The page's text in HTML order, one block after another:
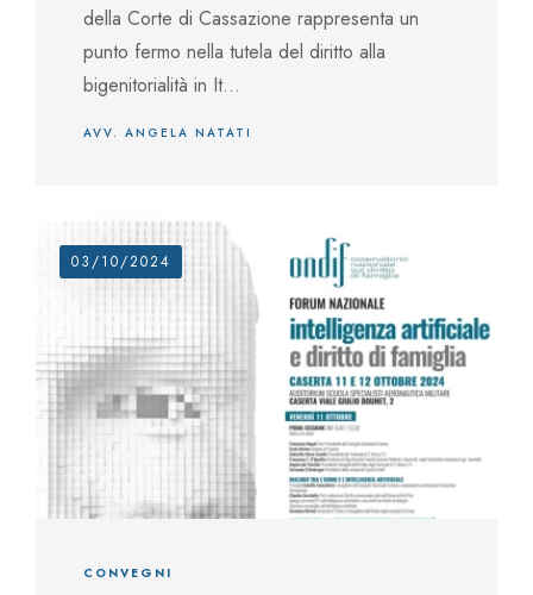
della Corte di Cassazione rappresenta un
punto fermo nella tutela del diritto alla
bigenitorialità in It...
AVV. ANGELA NATATI
03/10/2024
CONVEGNI